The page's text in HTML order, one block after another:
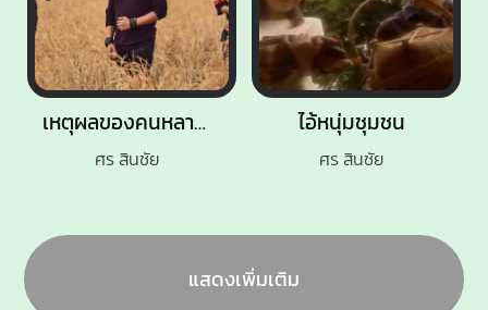
ไอ้หนุ่มชุมชน
ศร สินชัย
เหตุผลของคนหลายใจ
ศร สินชัย
แสดงเพิ่มเติม